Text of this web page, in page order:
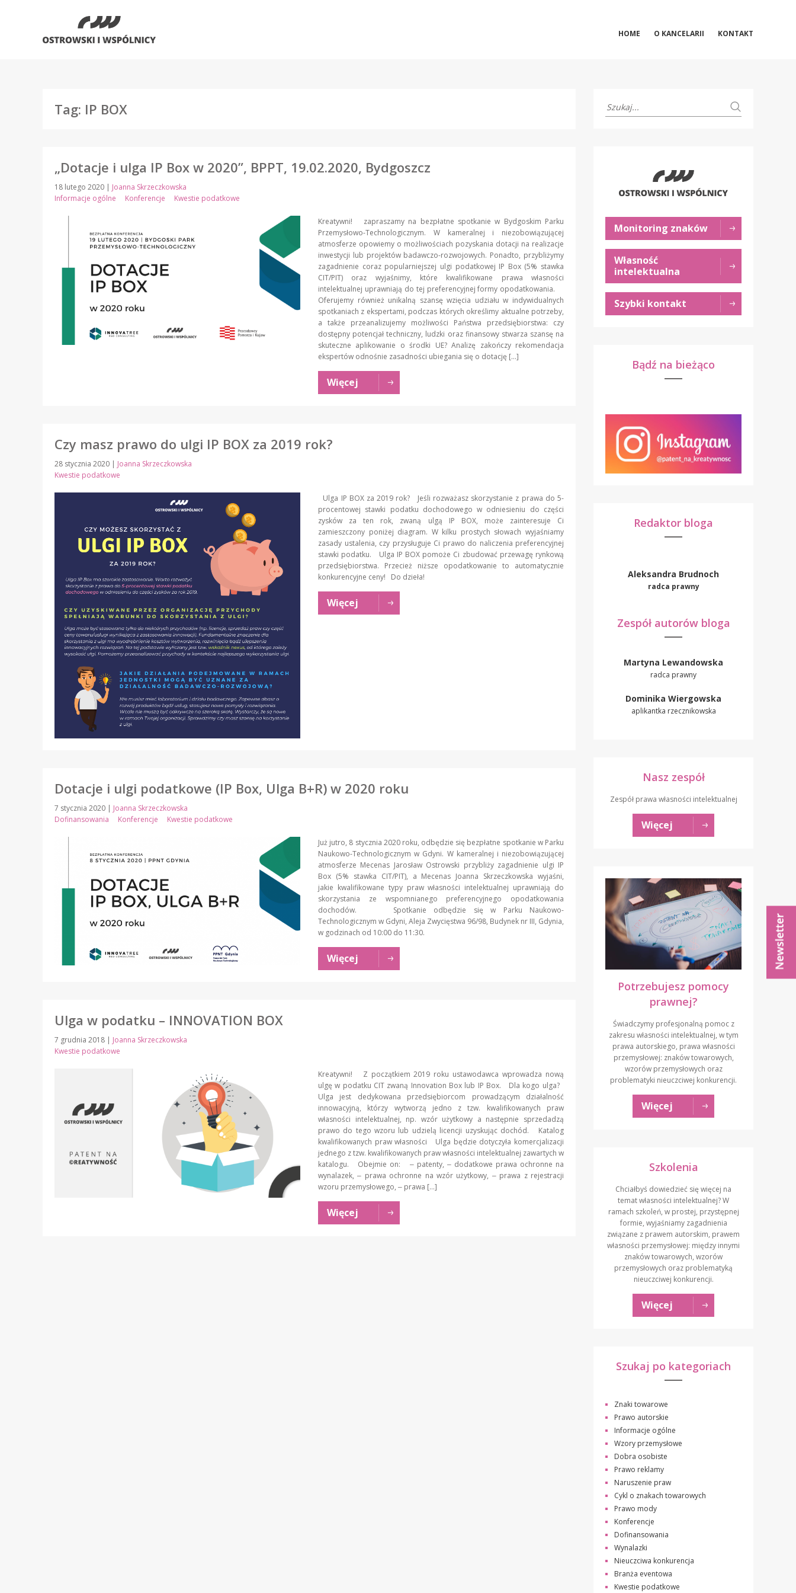
HOME O KANCELARII KONTAKT
Tag: IP BOX
„Dotacje i ulga IP Box w 2020”, BPPT, 19.02.2020, Bydgoszcz
18 lutego 2020 | Joanna Skrzeczkowska
Informacje ogólne
Konferencje Kwestie podatkowe
Kreatywni! zapraszamy na bezpłatne spotkanie w Bydgoskim Parku
Przemysłowo-Technologicznym. W kameralnej i niezobowiązującej
atmosferze opowiemy o możliwościach pozyskania dotacji na realizacje
inwestycji lub projektów badawczo-rozwojowych. Ponadto, przybliżymy
zagadnienie coraz popularniejszej ulgi podatkowej IP Box (5% stawka
CIT/PIT) oraz wyjaśnimy, które kwalifikowane prawa własności
intelektualnej uprawniają do tej preferencyjnej formy opodatkowania.
Oferujemy również unikalną szansę wzięcia udziału w indywidualnych
spotkaniach z ekspertami, podczas których określimy aktualne potrzeby,
a także przeanalizujemy możliwości Państwa przedsiębiorstwa: czy
dostępny potencjał techniczny, ludzki oraz finansowy stwarza szansę na
skuteczne aplikowanie o środki UE? Analizę zakończy rekomendacja
ekspertów odnośnie zasadności ubiegania się o dotację […]
Więcej
Czy masz prawo do ulgi IP BOX za 2019 rok?
28 stycznia 2020 | Joanna Skrzeczkowska
Kwestie podatkowe
Ulga IP BOX za 2019 rok? Jeśli rozważasz skorzystanie z prawa do 5-
procentowej stawki podatku dochodowego w odniesieniu do części
zysków za ten rok, zwaną ulgą IP BOX, może zainteresuje Ci
zamieszczony poniżej diagram. W kilku prostych słowach wyjaśniamy
zasady ustalenia, czy przysługuje Ci prawo do naliczenia preferencyjnej
stawki podatku. Ulga IP BOX pomoże Ci zbudować przewagę rynkową
przedsiębiorstwa. Przecież niższe opodatkowanie to automatycznie
konkurencyjne ceny! Do dzieła!
Więcej
Dotacje i ulgi podatkowe (IP Box, Ulga B+R) w 2020 roku
7 stycznia 2020 | Joanna Skrzeczkowska
Dofinansowania
Konferencje Kwestie podatkowe
Już jutro, 8 stycznia 2020 roku, odbędzie się bezpłatne spotkanie w Parku
Naukowo-Technologicznym w Gdyni. W kameralnej i niezobowiązującej
atmosferze Mecenas Jarosław Ostrowski przybliży zagadnienie ulgi IP
Box (5% stawka CIT/PIT), a Mecenas Joanna Skrzeczkowska wyjaśni,
jakie kwalifikowane typy praw własności intelektualnej uprawniają do
skorzystania ze wspomnianego preferencyjnego opodatkowania
dochodów. Spotkanie odbędzie się w Parku Naukowo-
Technologicznym w Gdyni, Aleja Zwycięstwa 96/98, Budynek nr III, Gdynia,
w godzinach od 10:00 do 11:30.
Więcej
Ulga w podatku – INNOVATION BOX
7 grudnia 2018 | Joanna Skrzeczkowska
Kwestie podatkowe
Kreatywni! Z początkiem 2019 roku ustawodawca wprowadza nową
ulgę w podatku CIT zwaną Innovation Box lub IP Box. Dla kogo ulga?
Ulga jest dedykowana przedsiębiorcom prowadzącym działalność
innowacyjną, którzy wytworzą jedno z tzw. kwalifikowanych praw
własności intelektualnej, np. wzór użytkowy a następnie sprzedadzą
prawo do tego wzoru lub udzielą licencji uzyskując dochód. Katalog
kwalifikowanych praw własności Ulga będzie dotyczyła komercjalizacji
jednego z tzw. kwalifikowanych praw własności intelektualnej zawartych w
katalogu. Obejmie on: ‒ patenty, ‒ dodatkowe prawa ochronne na
wynalazek, ‒ prawa ochronne na wzór użytkowy, ‒ prawa z rejestracji
wzoru przemysłowego, ‒ prawa […]
Więcej
Monitoring znaków
Własność
intelektualna
Szybki kontakt
Bądź na bieżąco
Redaktor bloga
Aleksandra Brudnoch
radca prawny
Zespół autorów bloga
Martyna Lewandowska
radca prawny
Dominika Wiergowska
aplikantka rzecznikowska
Nasz zespół
Zespół prawa własności intelektualnej
Więcej
Potrzebujesz pomocy
prawnej?
Świadczymy profesjonalną pomoc z
zakresu własności intelektualnej, w tym
prawa autorskiego, prawa własności
przemysłowej: znaków towarowych,
wzorów przemysłowych oraz
problematyki nieuczciwej konkurencji.
Więcej
Szkolenia
Chciałbyś dowiedzieć się więcej na
temat własności intelektualnej? W
ramach szkoleń, w prostej, przystępnej
formie, wyjaśniamy zagadnienia
związane z prawem autorskim, prawem
własności przemysłowej: między innymi
znaków towarowych, wzorów
przemysłowych oraz problematyką
nieuczciwej konkurencji.
Więcej
Szukaj po kategoriach
Znaki towarowe
Prawo autorskie
Informacje ogólne
Wzory przemysłowe
Dobra osobiste
Prawo reklamy
Naruszenie praw
Cykl o znakach towarowych
Prawo mody
Konferencje
Dofinansowania
Wynalazki
Nieuczciwa konkurencja
Branża eventowa
Kwestie podatkowe